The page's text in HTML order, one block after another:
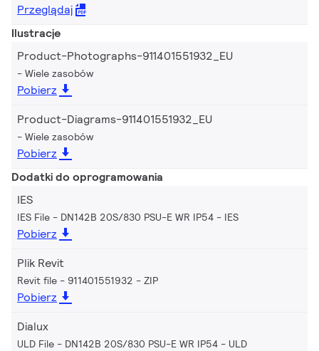
Przeglądaj
Ilustracje
Product-Photographs-911401551932_EU
Wiele zasobów
Pobierz
Product-Diagrams-911401551932_EU
Wiele zasobów
Pobierz
Dodatki do oprogramowania
IES
IES File - DN142B 20S/830 PSU-E WR IP54 IES
Pobierz
Plik Revit
Revit file - 911401551932 ZIP
Pobierz
Dialux
ULD File - DN142B 20S/830 PSU-E WR IP54 ULD